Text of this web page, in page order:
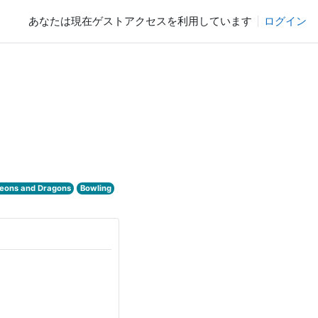
あなたは現在ゲストアクセスを利用しています ログイン
and Dragons Bowling